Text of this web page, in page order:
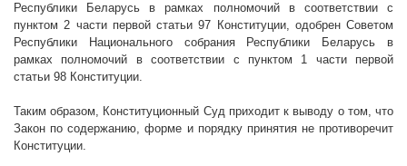
Республики Беларусь в рамках полномочий в соответствии с
пунктом 2 части первой статьи 97 Конституции, одобрен Советом
Республики Национального собрания Республики Беларусь в
рамках полномочий в соответствии с пунктом 1 части первой
статьи 98 Конституции.
Таким образом, Конституционный Суд приходит к выводу о том, что
Закон по содержанию, форме и порядку принятия не противоречит
Конституции.